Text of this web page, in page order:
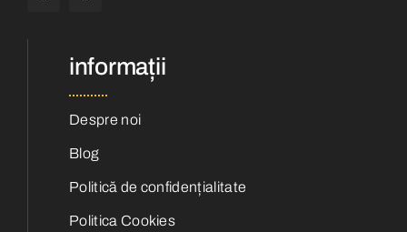
informații
Despre noi
Blog
Politică de confidențialitate
Politica Cookies